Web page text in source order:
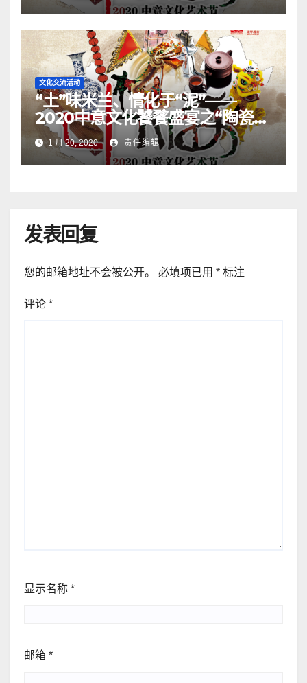
文化交流活动
“土”味米兰、情化于“泥”——
2020中意文化饕餮盛宴之“陶瓷文
化馆”
1 月 20, 2020 责任编辑
发表回复
您的邮箱地址不会被公开。 必填项已用 * 标注
评论 *
显示名称 *
邮箱 *